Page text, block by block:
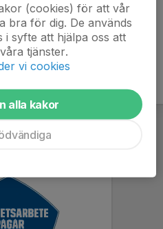
från kansliet. Saknar du
in kontaktakansliet(Niclas)
(cookies) för att vår
bra för dig. De används
syfte att hjälpa oss att
tjänster.
vi cookies
alla kakor